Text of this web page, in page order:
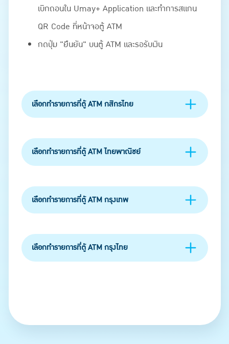
เบิกถอนใน Umay+ Application และทำการสแกน
QR Code ที่หน้าจอตู้ ATM
กดปุ่ม "ยืนยัน" บนตู้ ATM และรอรับเงิน
เลือกทำรายการที่ตู้ ATM กสิกรไทย
เลือกทำรายการที่ตู้ ATM ไทยพาณิชย์
เลือกทำรายการที่ตู้ ATM กรุงเทพ
เลือกทำรายการที่ตู้ ATM กรุงไทย